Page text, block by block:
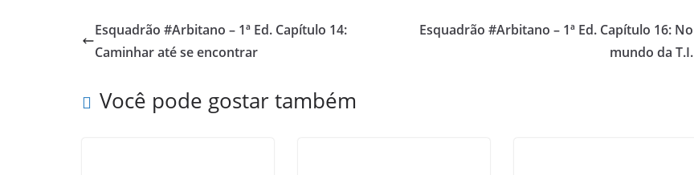
Esquadrão #Arbitano – 1ª Ed. Capítulo 14:
Caminhar até se encontrar
Esquadrão #Arbitano – 1ª Ed. Capítulo 16: No
mundo da T.I.
Você pode gostar também